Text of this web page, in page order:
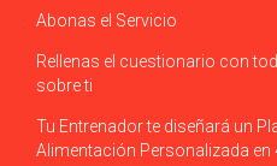
Abonas el Servicio
Rellenas el cuestionario con
sobre ti
Tu Entrenador te diseñará un
Alimentación Personalizada en